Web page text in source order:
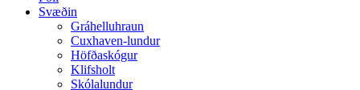
Svæðin
Gráhelluhraun
Cuxhaven-lundur
Höfðaskógur
Klifsholt
Skólalundur